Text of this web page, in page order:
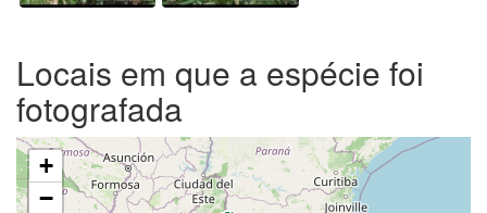
Locais em que a espécie foi
fotografada
+
−